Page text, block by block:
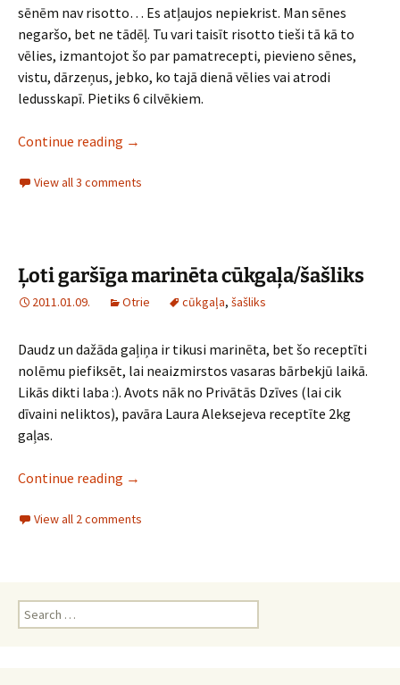
sēnēm nav risotto… Es atļaujos nepiekrist. Man sēnes
negaršo, bet ne tādēļ. Tu vari taisīt risotto tieši tā kā to
vēlies, izmantojot šo par pamatrecepti, pievieno sēnes,
vistu, dārzeņus, jebko, ko tajā dienā vēlies vai atrodi
ledusskapī. Pietiks 6 cilvēkiem.
Continue reading Risotto ar parmezānu
→
View all 3 comments
Ļoti garšīga marinēta cūkgaļa/šašliks
2011.01.09. Otrie cūkgaļa, šašliks
Daudz un dažāda gaļiņa ir tikusi marinēta, bet šo receptīti
nolēmu piefiksēt, lai neaizmirstos vasaras bārbekjū laikā.
Likās dikti laba :). Avots nāk no Privātās Dzīves (lai cik
dīvaini neliktos), pavāra Laura Aleksejeva receptīte 2kg
gaļas.
Continue reading Ļoti garšīga marinēta cūkgaļa/šašliks
→
View all 2 comments
Search
for: